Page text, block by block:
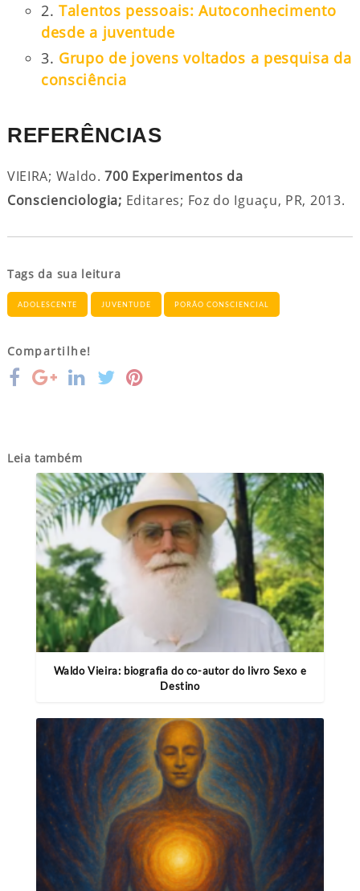
2.Talentos pessoais: Autoconhecimento
desde a juventude
3. Grupo de jovens voltados a pesquisa da
consciência
REFERÊNCIAS
VIEIRA; Waldo.700 Experimentos da
Conscienciologia; Editares; Foz do Iguaçu, PR, 2013.
Tags da sua leitura
ADOLESCENTE JUVENTUDE PORÃO CONSCIENCIAL
Compartilhe!
Leia também
Waldo Vieira: biografia do co-autor do livro Sexo e
Destino